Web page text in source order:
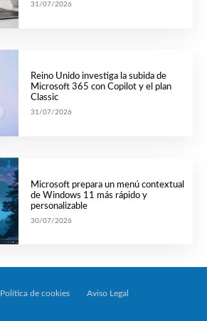
31/07/2026
Reino Unido investiga la subida de
Microsoft 365 con Copilot y el plan
Classic
31/07/2026
Microsoft prepara un menú contextual
de Windows 11 más rápido y
personalizable
30/07/2026
Política de cookies Aviso Legal